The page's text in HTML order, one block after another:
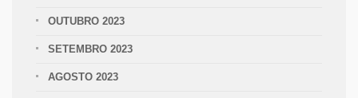
OUTUBRO 2023
SETEMBRO 2023
AGOSTO 2023